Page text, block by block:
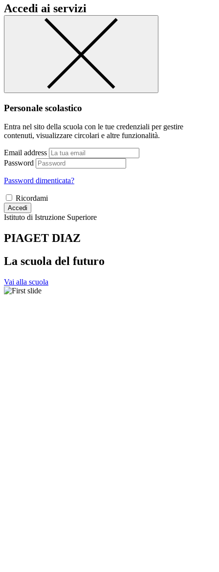
Accedi ai servizi
Personale scolastico
Entra nel sito della scuola con le tue credenziali per gestire
contenuti, visualizzare circolari e altre funzionalità.
Email address
Password
Password dimenticata?
Ricordami
Accedi
Istituto di Istruzione Superiore
PIAGET DIAZ
La scuola del futuro
Vai alla scuola